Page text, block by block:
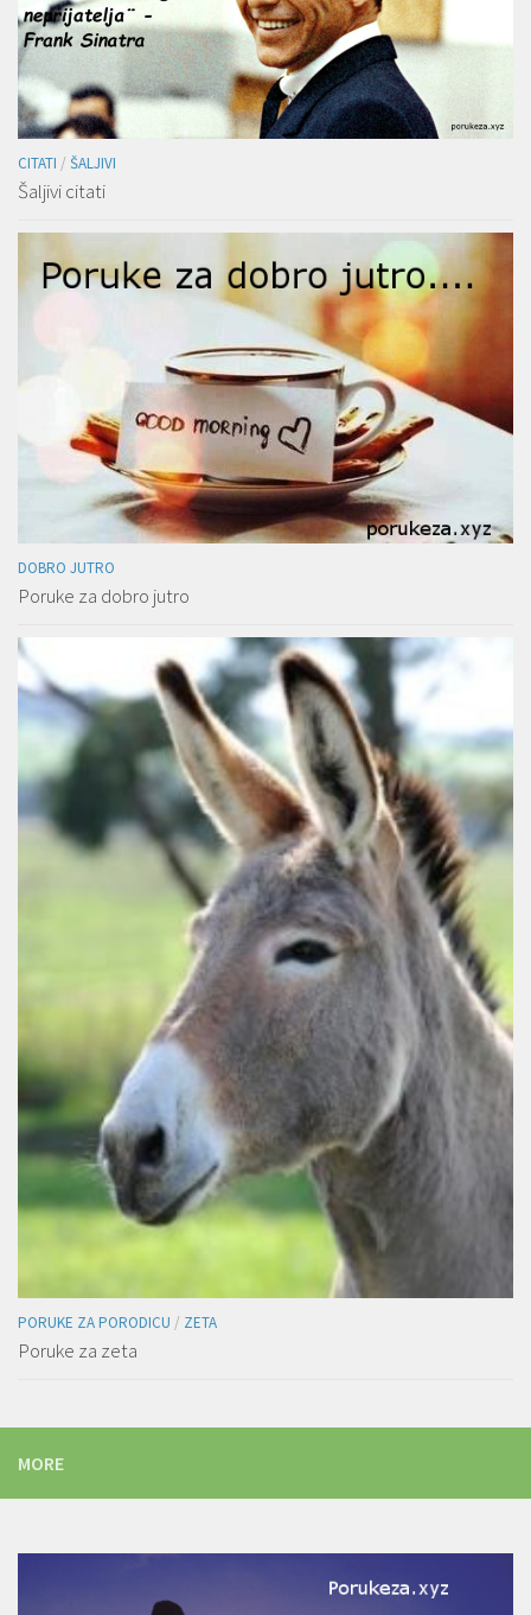
CITATI / ŠALJIVI
Šaljivi citati
DOBRO JUTRO
Poruke za dobro jutro
PORUKE ZA PORODICU / ZETA
Poruke za zeta
MORE